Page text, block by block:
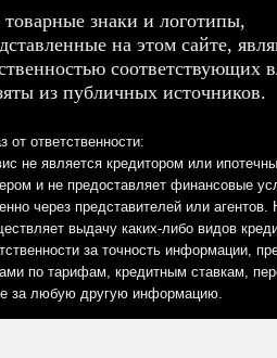
товарные знаки и логотипы,
на этом сайте,
соответствующих
из публичных источников.
от ответственности:
не является кредитором или
и не предоставляет финансовые
через представителей или агентов.
выдачу каких-либо видов
за точность информации,
по тарифам, кредитным ставкам,
за любую другую информацию.